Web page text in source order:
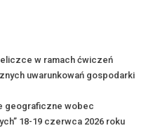
w ramach ćwiczeń
uwarunkowań gospodarki
geograficzne wobec
18-19 czerwca 2026 roku